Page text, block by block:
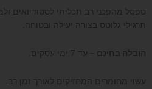
תרגילי גלוטס בצורה יעילה ובטוחה.
הובלה בחינם – עד 7 ימי עסקים.
עשוי מחומרים המחזיקים לאורך זמן רב.